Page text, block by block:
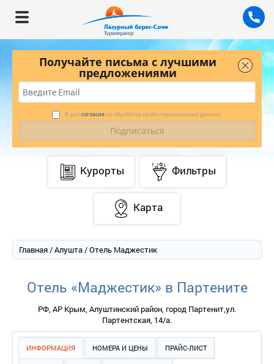
Получайте письма с лучшими
предложениями
Я даюсогласие на обработку своих персональных данных.
Курорты Фильтры
Карта
Главная/Алушта/ Отель Маджестик
Отель «Маджестик» в Партените
РФ, АР Крым, Алуштинский район, город Партенит,ул.
Партентская, 14/а.
ИНФОРМАЦИЯ НОМЕРА И ЦЕНЫ ПРАЙС-ЛИСТ